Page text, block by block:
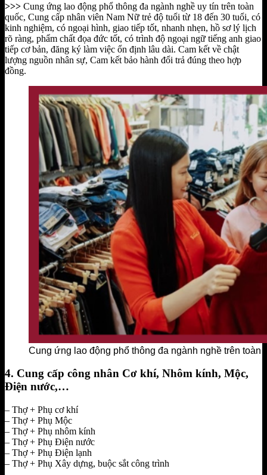
>>> Cung ứng lao động phổ thông đa ngành nghề uy tín trên toàn
quốc, Cung cấp nhân viên Nam Nữ trẻ độ tuổi từ 18 đến 30 tuổi, có
kinh nghiệm, có ngoại hình, giao tiếp tốt, nhanh nhẹn, hồ sơ lý lịch
rõ ràng, phẩm chất đọa đức tốt, có trình độ ngoại ngữ tiếng anh giao
tiếp cơ bản, đăng ký làm việc ổn định lâu dài. Cam kết về chật
lượng nguồn nhân sự, Cam kết bảo hành đổi trả đúng theo hợp
đồng.
Cung ứng lao động phổ thông đa ngành nghề trên toàn
4. Cung cấp công nhân Cơ khí, Nhôm kính, Mộc,
Điện nước,…
– Thợ + Phụ cơ khí
– Thợ + Phụ Mộc
– Thợ + Phụ nhôm kính
– Thợ + Phụ Điện nước
– Thợ + Phụ Điện lạnh
– Thợ + Phụ Xây dựng, buộc sắt công trình